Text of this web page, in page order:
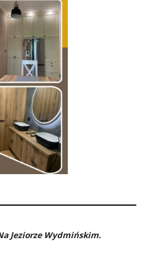
Jeziorze Wydmińskim.